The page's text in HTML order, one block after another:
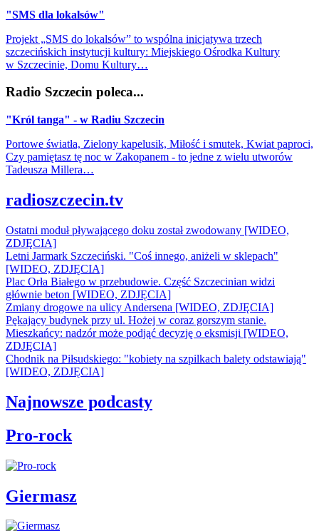
"SMS dla lokalsów"
Projekt „SMS do lokalsów” to wspólna inicjatywa trzech
szczecińskich instytucji kultury: Miejskiego Ośrodka Kultury
w Szczecinie, Domu Kultury…
Radio Szczecin poleca...
"Król tanga" - w Radiu Szczecin
Portowe światła, Zielony kapelusik, Miłość i smutek, Kwiat paproci,
Czy pamiętasz tę noc w Zakopanem - to jedne z wielu utworów
Tadeusza Millera…
radioszczecin.tv
Ostatni moduł pływającego doku został zwodowany [WIDEO,
ZDJĘCIA]
Letni Jarmark Szczeciński. "Coś innego, aniżeli w sklepach"
[WIDEO, ZDJĘCIA]
Plac Orła Białego w przebudowie. Część Szczecinian widzi
głównie beton [WIDEO, ZDJĘCIA]
Zmiany drogowe na ulicy Andersena [WIDEO, ZDJĘCIA]
Pękający budynek przy ul. Hożej w coraz gorszym stanie.
Mieszkańcy: nadzór może podjąć decyzję o eksmisji [WIDEO,
ZDJĘCIA]
Chodnik na Piłsudskiego: "kobiety na szpilkach balety odstawiają"
[WIDEO, ZDJĘCIA]
Najnowsze podcasty
Pro-rock
Giermasz